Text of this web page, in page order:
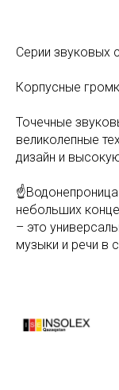
Серии звуковых
Корпусные
Точечные
великолепные
дизайн и
небольших
– это
музыки и речи в